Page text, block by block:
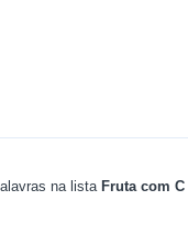
na lista Fruta com C